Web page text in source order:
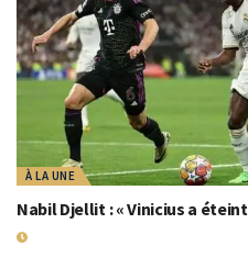
À LA UNE
Nabil Djellit : « Vinicius a